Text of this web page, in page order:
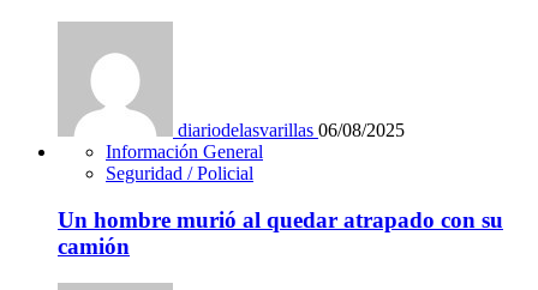
diariodelasvarillas 06/08/2025
Información General
Seguridad / Policial
Un hombre murió al quedar atrapado con su
camión